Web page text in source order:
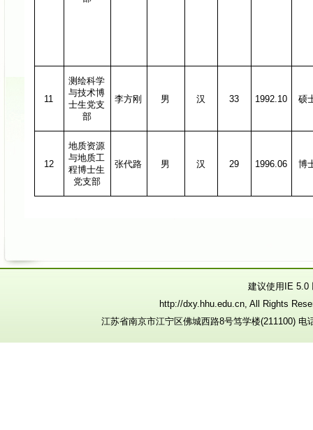
11
测绘科学
与技术博
士生党支
部
李方刚 男 汉 33 1992.10 硕
12
地质资源
与地质工
程博士生
党支部
张代路 男 汉 29 1996.06 博
建议使用IE 5.0
http://dxy.hhu.edu.cn, All Rights
江苏省南京市江宁区佛城西路8号笃学楼(211100)